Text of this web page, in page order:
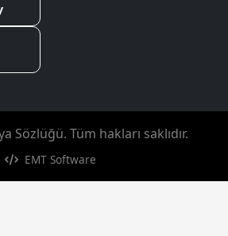
Sözlüğü. Tüm hakları saklıdır.
EMT Software